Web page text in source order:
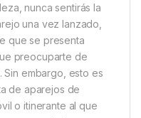
probablemente
la pesca con chod.
formas más
presentación del
sobre una maleza